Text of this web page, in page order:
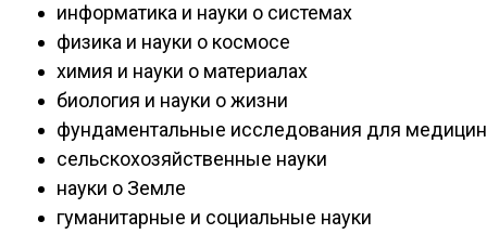
информатика и науки о системах
физика и науки о космосе
химия и науки о материалах
биология и науки о жизни
фундаментальные исследования для
сельскохозяйственные науки
науки о Земле
гуманитарные и социальные науки